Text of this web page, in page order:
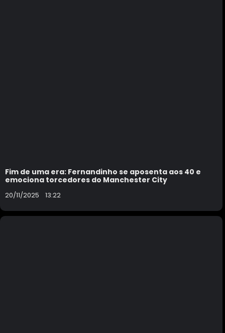
Fim de uma era: Fernandinho se aposenta aos 40 e
emociona torcedores do Manchester City
20/11/2025 13:22